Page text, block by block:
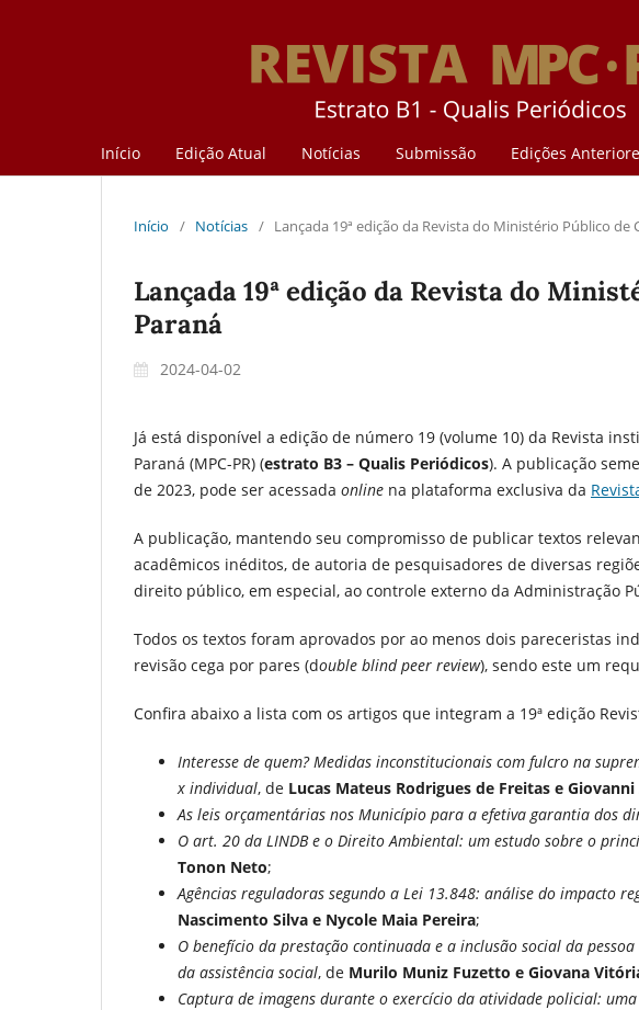
Início Edição Atual Notícias Submissão Edições
Início / Notícias / Lançada 19ª edição da Revista do Ministério Público de
Lançada 19ª edição da Revista do
Paraná
2024-04-02
Já está disponível a edição de número 19 (volume 10) da Revista
Paraná (MPC-PR) (estrato B3 – Qualis Periódicos). A publicação
de 2023, pode ser acessada online na plataforma exclusiva da
A publicação, mantendo seu compromisso de publicar textos
acadêmicos inéditos, de autoria de pesquisadores de diversas
direito público, em especial, ao controle externo da Administração
Todos os textos foram aprovados por ao menos dois pareceristas
revisão cega por pares (double blind peer review), sendo este um
Confira abaixo a lista com os artigos que integram a 19ª edição
Interesse de quem? Medidas inconstitucionais com fulcro na
x individual, de Lucas Mateus Rodrigues de Freitas e
As leis orçamentárias nos Município para a efetiva garantia dos
O art. 20 da LINDB e o Direito Ambiental: um estudo sobre o
Tonon Neto;
Agências reguladoras segundo a Lei 13.848: análise do impacto
Nascimento Silva e Nycole Maia Pereira;
O benefício da prestação continuada e a inclusão social da
da assistência social, de Murilo Muniz Fuzetto e Giovana
Captura de imagens durante o exercício da atividade policial: